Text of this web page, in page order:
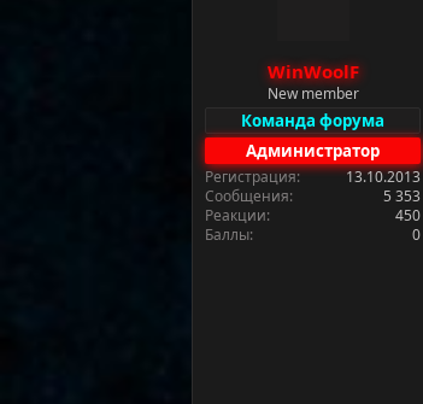
а
WinWoolF
New member
Команда форума
Администратор
Регистрация
13.10.2013
Сообщения
5 353
Реакции
450
Баллы
0